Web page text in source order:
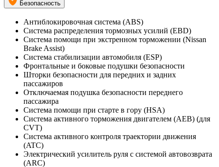
Безопасность
Антиблокировочная система (ABS)
Система распределения тормозных усилий (EBD)
Система помощи при экстренном торможении (Nissan
Brake Assist)
Система стабилизации автомобиля (ESP)
Фронтальные и боковые подушки безопасности
Шторки безопасности для передних и задних
пассажиров
Отключаемая подушка безопасности переднего
пассажира
Система помощи при старте в гору (HSA)
Система активного торможения двигателем (AEB) (для
CVT)
Система активного контроля траектории движения
(ATC)
Электрический усилитель руля с системой автовозврата
(ARC)